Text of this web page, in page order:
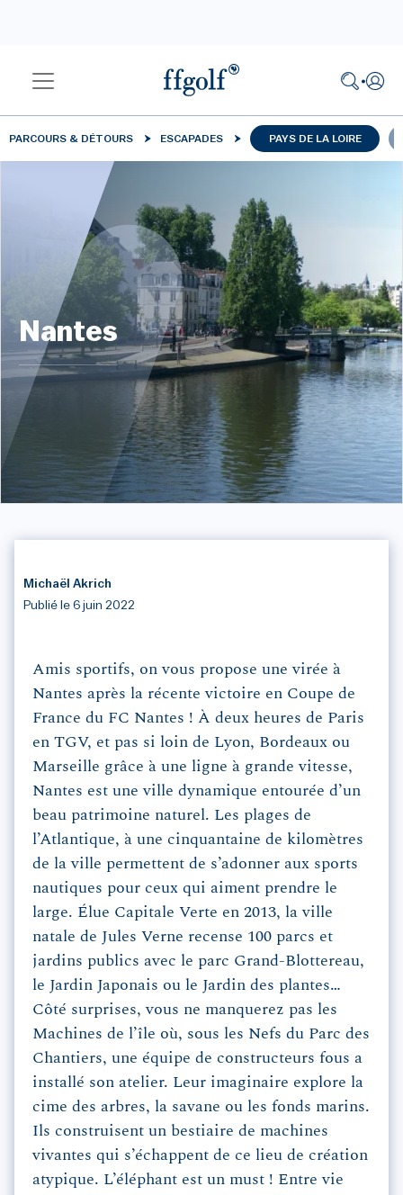
PARCOURS & DÉTOURS ESCAPADES PAYS DE LA LOIRE
Nantes
Michaël Akrich
Publié le 6 juin 2022
Amis sportifs, on vous propose une virée à
Nantes après la récente victoire en Coupe de
France du FC Nantes ! À deux heures de Paris
en TGV, et pas si loin de Lyon, Bordeaux ou
Marseille grâce à une ligne à grande vitesse,
Nantes est une ville dynamique entourée d’un
beau patrimoine naturel. Les plages de
l’Atlantique, à une cinquantaine de kilomètres
de la ville permettent de s’adonner aux sports
nautiques pour ceux qui aiment prendre le
large. Élue Capitale Verte en 2013, la ville
natale de Jules Verne recense 100 parcs et
jardins publics avec le parc Grand-Blottereau,
le Jardin Japonais ou le Jardin des plantes…
Côté surprises, vous ne manquerez pas les
Machines de l’île où, sous les Nefs du Parc des
Chantiers, une équipe de constructeurs fous a
installé son atelier. Leur imaginaire explore la
cime des arbres, la savane ou les fonds marins.
Ils construisent un bestiaire de machines
vivantes qui s’échappent de ce lieu de création
atypique. L’éléphant est un must ! Entre vie